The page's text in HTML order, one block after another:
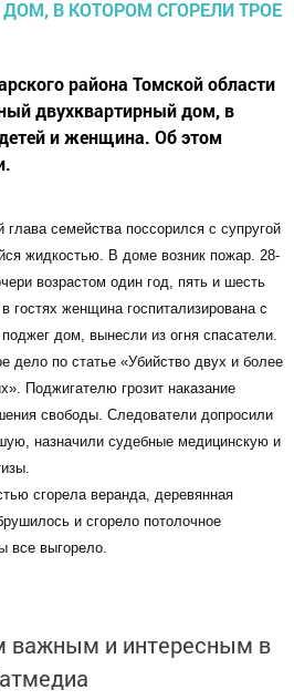
района Томской области
двухквартирный дом, в
и женщина. Об этом
глава семейства поссорился с супругой
жидкостью. В доме возник пожар. 28-
возрастом один год, пять и шесть
гостях женщина госпитализирована с
дом, вынесли из огня спасатели.
дело по статье «Убийство двух и более
Поджигателю грозит наказание
свободы. Следователи допросили
назначили судебные медицинскую и
сгорела веранда, деревянная
и сгорело потолочное
все выгорело.
важным и интересным в